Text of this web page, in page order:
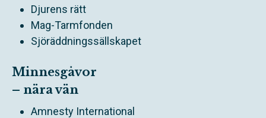
Djurens rätt
Mag-Tarmfonden
Sjöräddningssällskapet
Minnesgåvor
– nära vän
Amnesty International